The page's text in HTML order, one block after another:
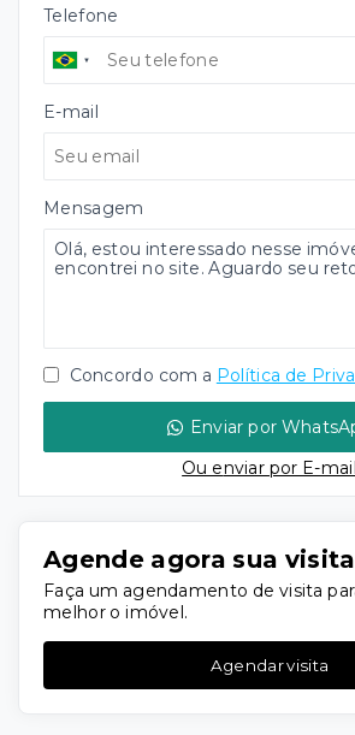
Telefone
E-mail
Mensagem
Concordo com a Política de
Enviar por
Ou enviar por E-mail
Agende agora sua visita
Faça um agendamento de visita
melhor o imóvel.
Agendar visita